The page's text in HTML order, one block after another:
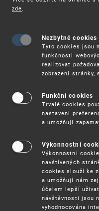
VAROVÁNÍ
Finanční podpora
Vynálezy /
Užitnévzory
Ochranné
zde.
Nezbytné cookies
Tyto cookies jsou
funkčnosti
realizovat
zobrazení stránky,
Funkční cookies
Trvalé cookies
nastavení
a umožňují
Výkonnostní
Výkonnostní
navštívených
cookies slouží ke
a umožňují nám
účelem lepší
návštěvnosti jsou
vyhodnocována